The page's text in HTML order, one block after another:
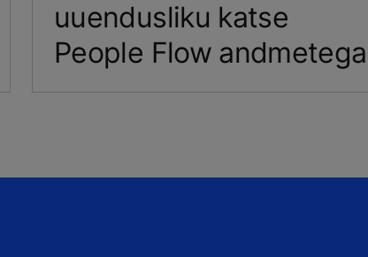
uuendusliku katse
People Flow andmetega